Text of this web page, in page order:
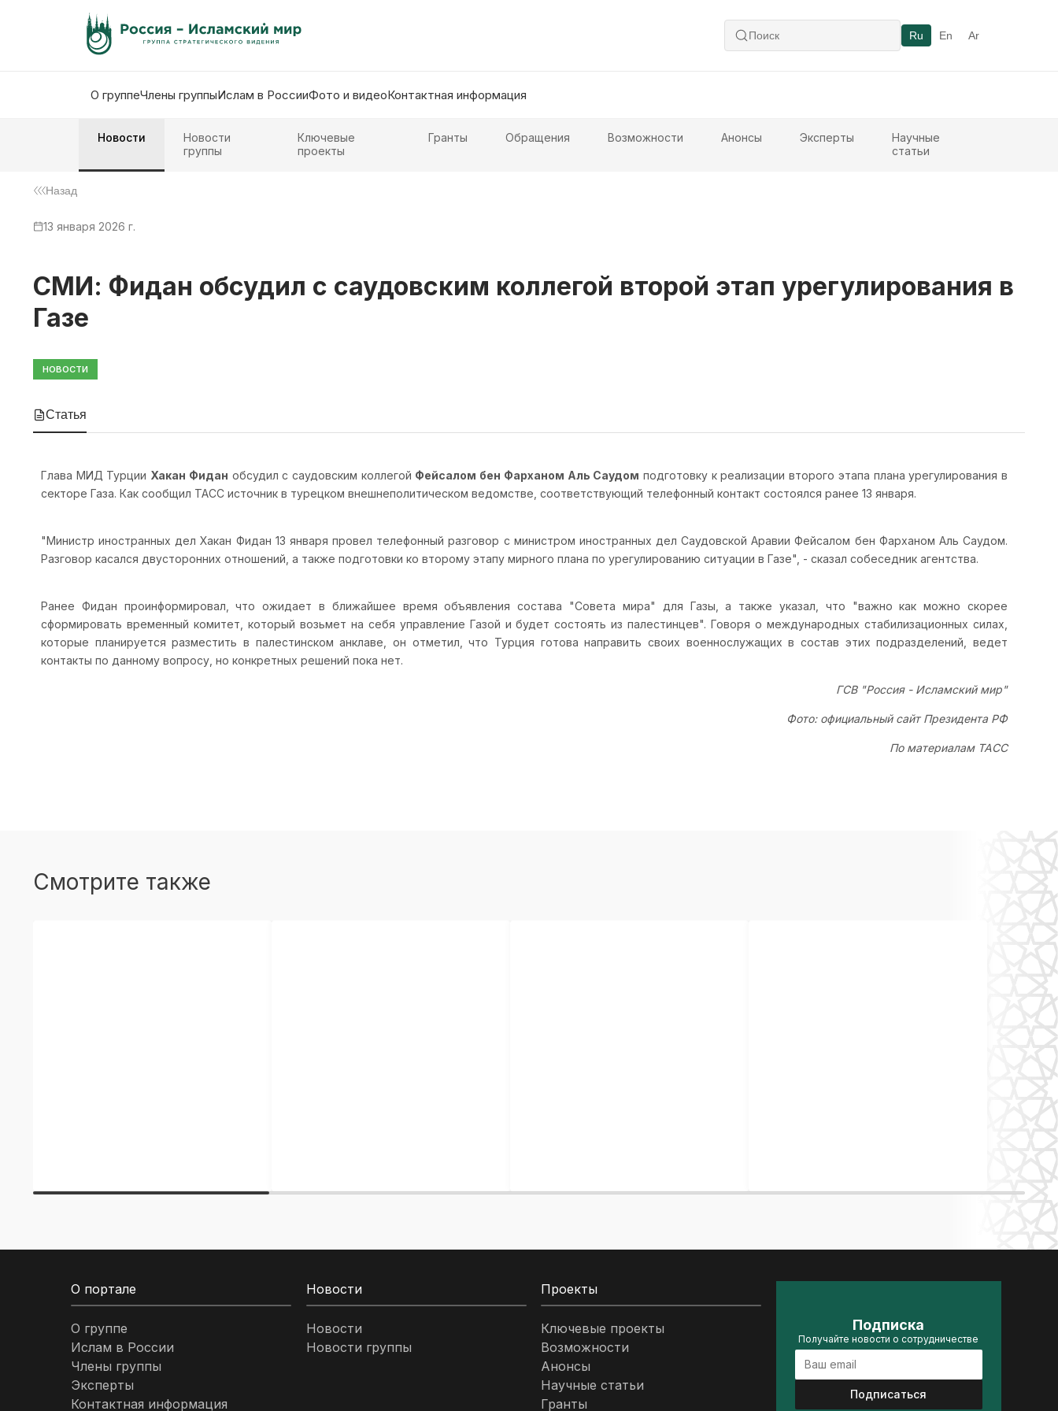
Ru En Ar
О группеЧлены группыИслам в РоссииФото и видеоКонтактная информация
Новости
Новости
группы
Ключевые
проекты
Гранты Обращения Возможности Анонсы Эксперты
Научные
статьи
Назад
13 января 2026 г.
СМИ: Фидан обсудил с саудовским коллегой второй этап урегулирования в
Газе
НОВОСТИ
Статья
Глава МИД Турции Хакан Фидан обсудил с саудовским коллегой Фейсалом бен Фарханом Аль Саудом подготовку к реализации второго этапа плана урегулирования в
секторе Газа. Как сообщил ТАСС источник в турецком внешнеполитическом ведомстве, соответствующий телефонный контакт состоялся ранее 13 января.
"Министр иностранных дел Хакан Фидан 13 января провел телефонный разговор с министром иностранных дел Саудовской Аравии Фейсалом бен Фарханом Аль Саудом.
Разговор касался двусторонних отношений, а также подготовки ко второму этапу мирного плана по урегулированию ситуации в Газе", - сказал собеседник агентства.
Ранее Фидан проинформировал, что ожидает в ближайшее время объявления состава "Совета мира" для Газы, а также указал, что "важно как можно скорее
сформировать временный комитет, который возьмет на себя управление Газой и будет состоять из палестинцев". Говоря о международных стабилизационных силах,
которые планируется разместить в палестинском анклаве, он отметил, что Турция готова направить своих военнослужащих в состав этих подразделений, ведет
контакты по данному вопросу, но конкретных решений пока нет.
ГСВ "Россия - Исламский мир"
Фото: официальный сайт Президента РФ
По материалам ТАСС
Смотрите также
О портале
О группе
Ислам в России
Члены группы
Эксперты
Контактная информация
Новости
Новости
Новости группы
Проекты
Ключевые проекты
Возможности
Анонсы
Научные статьи
Гранты
Подписка
Получайте новости о сотрудничестве
Подписаться